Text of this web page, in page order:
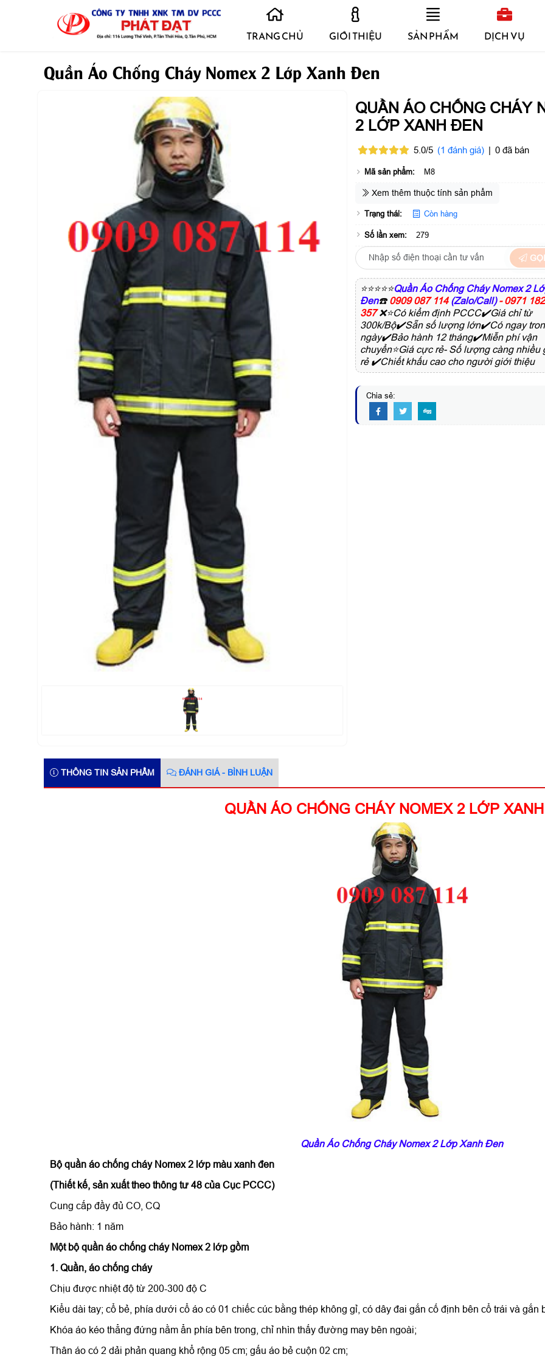
TRANG CHỦ GIỚI THIỆU SẢN PHẨM DỊCH VỤ
Quần Áo Chống Cháy Nomex 2 Lớp Xanh Đen
QUẦN ÁO CHỐNG CHÁY
2 LỚP XANH ĐEN
5.0/5 (1 đánh giá) | 0 đã bán
Mã sản phẩm: M8
Xem thêm thuộc tính sản phẩm
Trạng thái: Còn hàng
Số lần xem: 279
⭐⭐⭐⭐⭐Quần Áo Chống Cháy Nomex 2
Đen☎️ 0909 087 114 (Zalo/Call) - 0971 182
357 ❌⭐Có kiểm định PCCC✔️Giá chỉ từ
300k/Bộ✔️Sẵn số lượng lớn✔️Có ngay
ngày✔️Bảo hành 12 tháng✔️Miễn phí vận
chuyển⭐Giá cực rẻ- Số lượng càng nhiều
rẻ ✔️Chiết khấu cao cho người giới thiệu
Chia sẻ:
THÔNG TIN SẢN PHẨM ĐÁNH GIÁ - BÌNH LUẬN
QUẦN ÁO CHỐNG CHÁY NOMEX 2 LỚP
Quần Áo Chống Cháy Nomex 2 Lớp Xanh Đen
Bộ quần áo chống cháy Nomex 2 lớp màu xanh đen
(Thiết kế, sản xuất theo thông tư 48 của Cục PCCC)
Cung cấp đầy đủ CO, CQ
Bảo hành: 1 năm
Một bộ quần áo chống cháy Nomex2 lớp gồm
1. Quần, áo chống cháy
Chịu được nhiệt độ từ 200-300 độ C
Kiểu dài tay; cổ bẻ, phía dưới cổ áo có 01 chiếc cúc bằng thép không gỉ, có dây đai gắn cố định bên cổ trái và gắn
Khóa áo kéo thẳng đứng nằm ẩn phía bên trong, chỉ nhìn thấy đường may bên ngoài;
Thân áo có 2 dải phản quang khổ rộng 05 cm; gấu áo bẻ cuộn 02 cm;